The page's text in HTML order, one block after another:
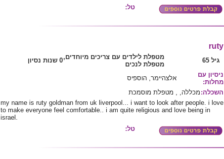
טל:
ruty
גיל 65
מטפלת לילדים עם צריכים מיוחדים,
מטפלת לנכים
0 שנות נסיון
ניסיון עם
מחלות:
אלצהיימר, הוספיס
השכלה: מכללה, , מטפלת מוסמכת
my name is ruty goldman from uk liverpool... i want to look after people. i love
to make everyone feel comfortable.. i am quite religious and love being in
israel.
טל: